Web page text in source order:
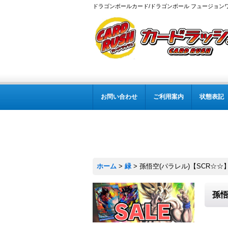
ドラゴンボールカード/ドラゴンボール フュージョン
お問い合わせ ご利用案内 状態表記
ホーム > 緑 > 孫悟空(パラレル)【SCR☆☆
孫